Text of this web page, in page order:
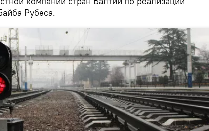
Рубеса.